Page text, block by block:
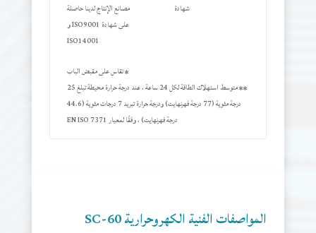
شهادة
مصانع الإنتاج لدينا حاصلة
على شهادة ISO9001 و
ISO14001
* تقاس على مقبض الباب
** متوسط استهلاك الطاقة لكل 24 ساعة ، عند درجة حرارة محيطة تبلغ 25
درجة مئوية (77 درجة فهرنهايت) ودرجة حرارة تبريد 7 درجات مئوية (44.6
درجة فهرنهايت) ، وفقًا لمعيار EN ISO 7371
المواصفات الفنية الكهروحرارية SC-60